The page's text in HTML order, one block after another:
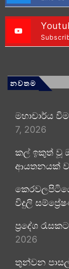
නවතම
මහාචාර්ය
7, 2026
කල් ඉකුත් වූ
ආයතනයක්
විදුලි
ප්‍රදේශ
2026
තුන්වන